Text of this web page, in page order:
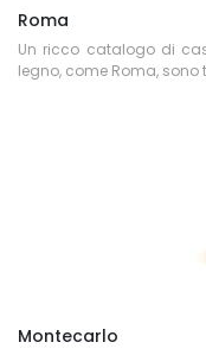
Roma
Un ricco catalogo di
legno, come Roma, sono
Montecarlo